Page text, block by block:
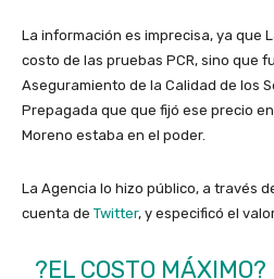
La información es imprecisa, ya que
costo de las pruebas PCR, sino que
Aseguramiento de la Calidad de los
Prepagada que que fijó ese precio
Moreno estaba en el poder.
La Agencia lo hizo público, a través
cuenta de Twitter, y especificó el
?EL COSTO